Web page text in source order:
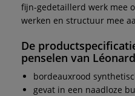
fijn-gedetaillerd werk mee
werken en structuur mee
De
penselen van
bordeauxrood
gevat in een naadloze